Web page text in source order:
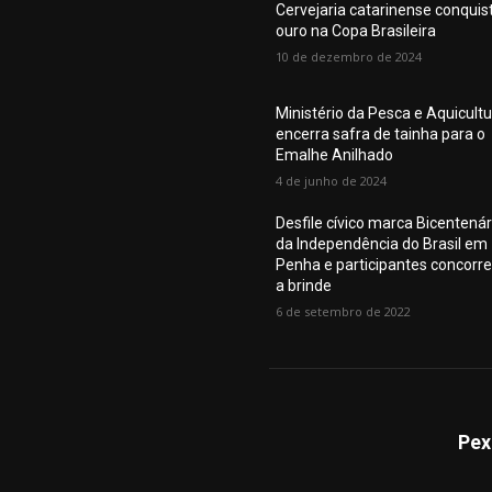
Cervejaria catarinense
ouro na Copa Brasileira
10 de dezembro de 2024
Ministério da Pesca e
encerra safra de tainha para o
Emalhe Anilhado
4 de junho de 2024
Desfile cívico marca
da Independência do Brasil em
Penha e participantes
a brinde
6 de setembro de 2022